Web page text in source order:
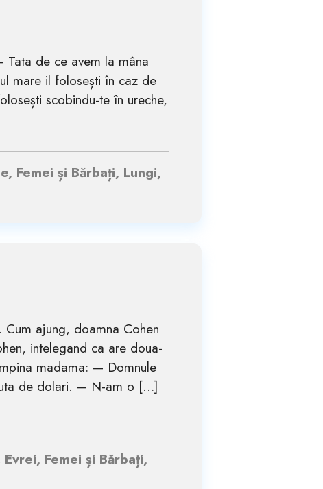
de ce avem la mâna
mare il folosești în caz de
scobindu-te în ureche,
Femei și Bărbați, Lungi,
ajung, doamna Cohen
intelegand ca are doua-
madama: — Domnule
de dolari. — N-am o […]
Femei și Bărbați,